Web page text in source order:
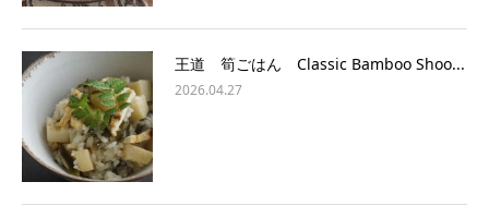
王道 筍ごはん Classic Bamboo Shoo...
2026.04.27